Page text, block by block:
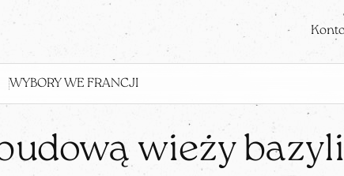
WYBORY WE FRANCJI
wieży